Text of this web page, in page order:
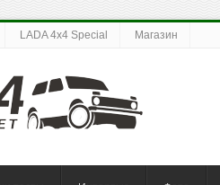
LADA 4x4 Special Магазин